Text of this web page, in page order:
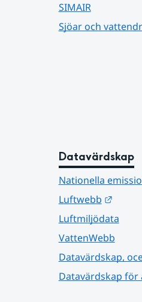
SIMAIR
Sjöar och
Datavärdskap
Nationella
Luftwebb
Länk
Luftmiljödata
VattenWebb
Datavärdskap,
Datavärdskap